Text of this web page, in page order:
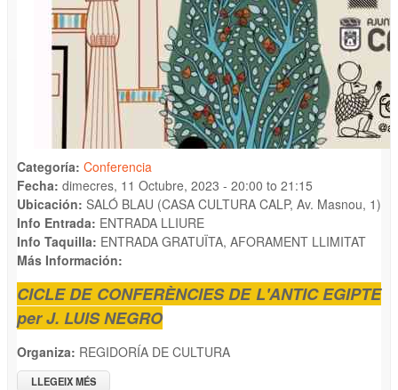
Categoría: Conferencia
Fecha: dimecres, 11 Octubre, 2023 - 20:00 to 21:15
Ubicación: SALÓ BLAU (CASA CULTURA CALP, Av. Masnou, 1)
Info Entrada: ENTRADA LLIURE
Info Taquilla: ENTRADA GRATUÏTA, AFORAMENT LLIMITAT
Más Información:
CICLE DE CONFERÈNCIES DE L'ANTIC EGIPTE
per J. LUIS NEGRO
Organiza: REGIDORÍA DE CULTURA
LLEGEIX MÉS